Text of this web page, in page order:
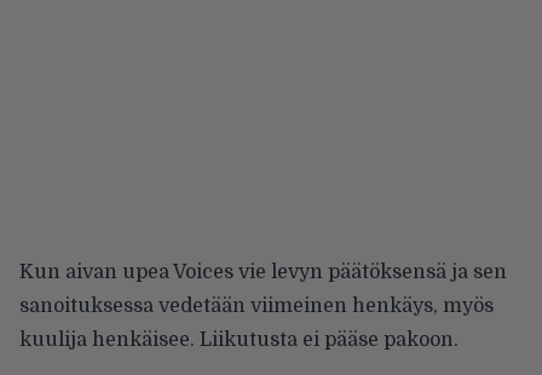
Kun aivan upea Voices vie levyn päätöksensä ja sen
sanoituksessa vedetään viimeinen henkäys, myös
kuulija henkäisee. Liikutusta ei pääse pakoon.